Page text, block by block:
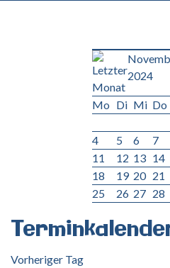
2024
Mo Di Mi Do
4
5 6 7
11
12 13 14
18
19 20 21
25
26 27 28
Vorheriger Tag